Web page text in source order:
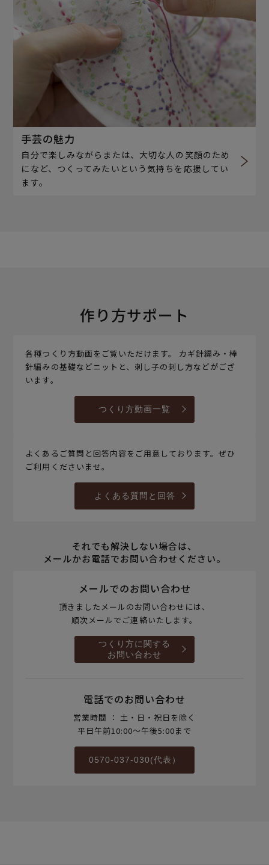
手芸の魅力
自分で楽しみながらまたは、大切な人の笑顔のため
になど、つくってみたいという気持ちを応援してい
ます。
作り方サポート
各種つくり方動画をご覧いただけます。 カギ針編み・棒
針編みの基礎などニットと、刺し子の刺し方などがござ
います。
つくり方動画一覧
よくあるご質問と回答内容をご用意しております。ぜひ
ご利用くださいませ。
よくある質問と回答
それでも解決しない場合は、
メールかお電話でお問い合わせください。
メールでのお問い合わせ
頂きましたメールのお問い合わせには、
順次メールでご連絡いたします。
つくり方に関する
お問い合わせ
電話でのお問い合わせ
営業時間 ： 土・日・祝日を除く
平日午前10:00～午後5:00まで
0570-037-030(代表）